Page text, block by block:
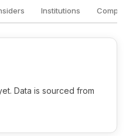
Institutions
Data is sourced from